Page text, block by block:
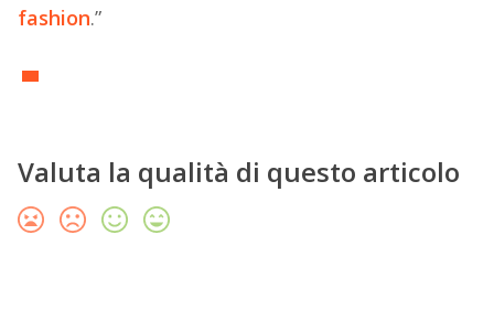
fashion.”
Valuta la qualità di questo articolo